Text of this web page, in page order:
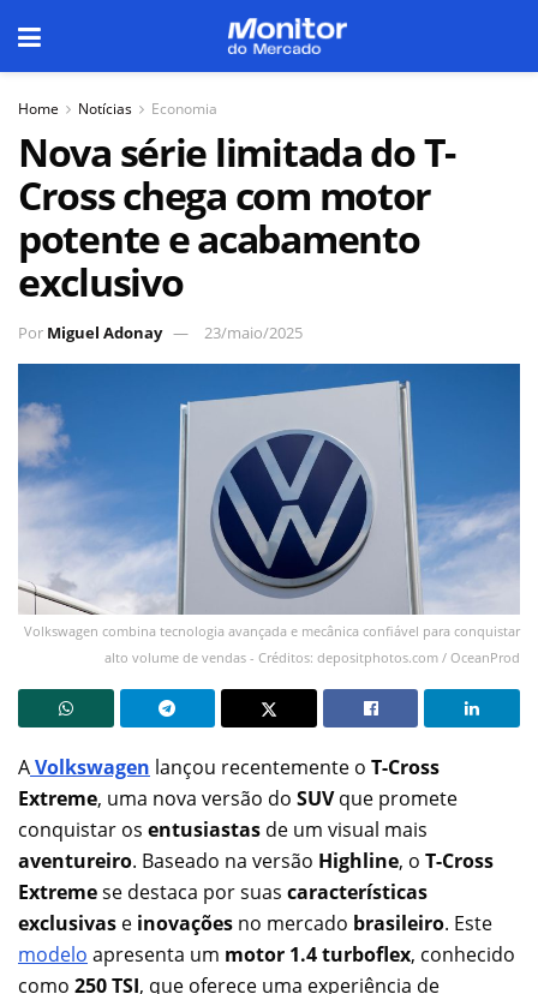
Home Notícias Economia
Nova série limitada do T-
Cross chega com motor
potente e acabamento
exclusivo
Por Miguel Adonay 23/maio/2025
Volkswagen combina tecnologia avançada e mecânica confiável para conquistar
alto volume de vendas - Créditos: depositphotos.com / OceanProd
AVolkswagen lançou recentemente o T-Cross
Extreme, uma nova versão do SUVque promete
conquistar os entusiastas de um visual mais
aventureiro. Baseado na versão Highline, o T-Cross
Extremese destaca por suas características
exclusivas e inovações no mercado brasileiro. Este
modelo apresenta um motor 1.4 turboflex, conhecido
como 250 TSI, que oferece uma experiência de